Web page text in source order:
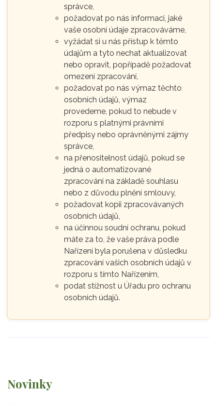
Novinky
správce,
požadovat po nás informaci, jaké
vaše osobní údaje zpracováváme,
vyžádat si u nás přístup k těmto
údajům a tyto nechat aktualizovat
nebo opravit, popřípadě požadovat
omezení zpracování,
požadovat po nás výmaz těchto
osobních údajů, výmaz
provedeme, pokud to nebude v
rozporu s platnými právními
předpisy nebo oprávněnými zájmy
správce,
na přenositelnost údajů, pokud se
jedná o automatizované
zpracování na základě souhlasu
nebo z důvodu plnění smlouvy,
požadovat kopii zpracovávaných
osobních údajů,
na účinnou soudní ochranu, pokud
máte za to, že vaše práva podle
Nařízení byla porušena v důsledku
zpracování vašich osobních údajů v
rozporu s tímto Nařízením,
podat stížnost u Úřadu pro ochranu
osobních údajů.